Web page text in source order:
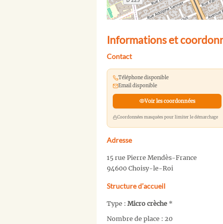
Informations et
Contact
Téléphone disponible
Email disponible
Voir les coordonnées
Coordonnées masquées pour limiter le démarchage
Adresse
15 rue Pierre Mendès-France
94600 Choisy-le-Roi
Structure d’accueil
Type : Micro crèche *
Nombre de place : 20